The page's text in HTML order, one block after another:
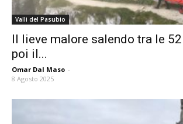
Valli del Pasubio
Il lieve malore salendo tra le
poi il...
Omar Dal Maso -
8 Agosto 2025